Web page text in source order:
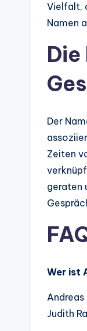
Vielfalt,
Namen
Der
Zeiten
geraten
Wer ist
Judith